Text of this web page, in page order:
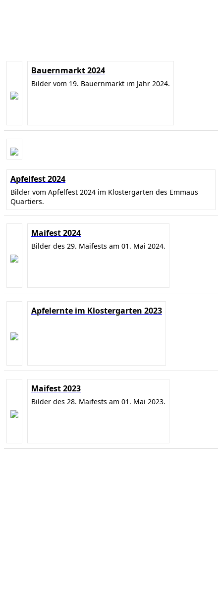
Bauernmarkt 2024
Bilder vom 19. Bauernmarkt im Jahr 2024.
Apfelfest 2024
Bilder vom Apfelfest 2024 im Klostergarten des Emmaus
Quartiers.
Maifest 2024
Bilder des 29. Maifests am 01. Mai 2024.
Apfelernte im Klostergarten 2023
Maifest 2023
Bilder des 28. Maifests am 01. Mai 2023.